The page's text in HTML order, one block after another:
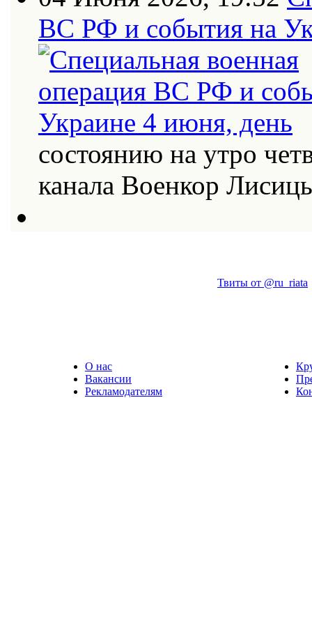
ВС РФ и события на
состоянию на утро
канала Военкор
Твиты от @ru_riata
О нас
Вакансии
Рекламодателям